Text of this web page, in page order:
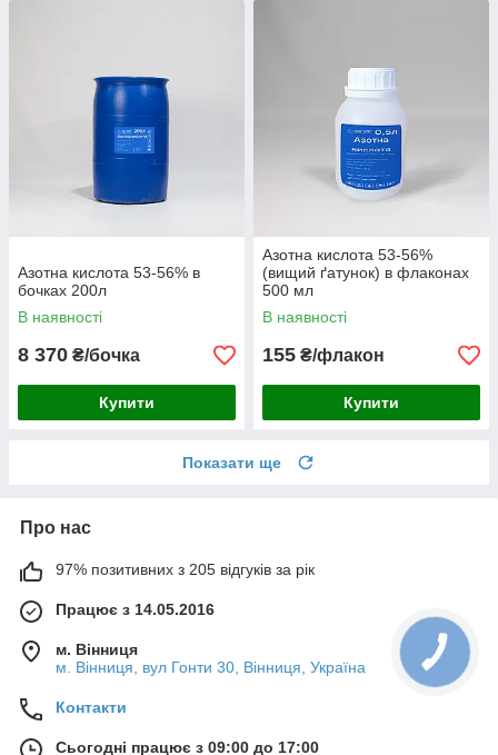
Азотна кислота 53-56% в
бочках 200л
В наявності
8 370 ₴/бочка
Купити
Азотна кислота 53-56%
(вищий ґатунок) в флаконах
500 мл
В наявності
155 ₴/флакон
Купити
Показати ще
Про нас
97% позитивних з 205 відгуків за рік
Працює з 14.05.2016
м. Вінниця
м. Вінниця, вул Гонти 30, Вінниця, Україна
Контакти
Сьогодні працює з 09:00 до 17:00